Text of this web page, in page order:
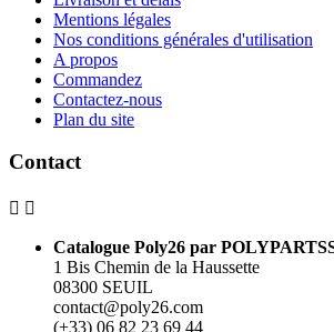
Mentions légales
Nos conditions générales d'utilisation
A propos
Commandez
Contactez-nous
Plan du site
Contact
 
Catalogue Poly26 par
1 Bis Chemin de la Haussette
08300 SEUIL
contact@poly26.com
(+33) 06 82 23 69 44